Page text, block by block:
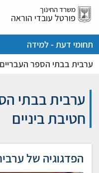
דלג
אל
משרד החינוך
פורטל עובדי הוראה
תחומי דעת - למידה
ערבית בבתי הספר העבריים
ערבית בבתי
חטיבת ביניים
הפדגוגיה של